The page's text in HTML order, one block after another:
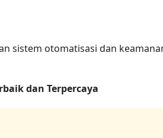
sistem otomatisasi dan
dan Terpercaya